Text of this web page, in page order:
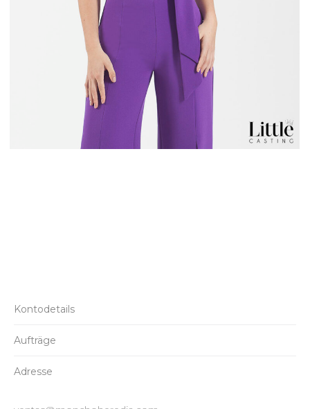
Kontodetails
Aufträge
Adresse